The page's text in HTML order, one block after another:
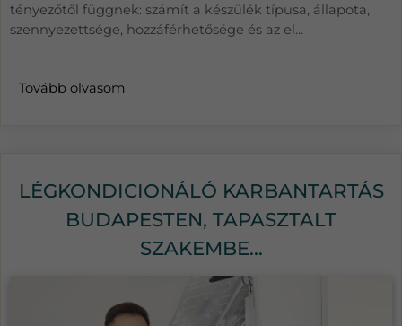
tényezőtől függnek: számít a készülék típusa, állapota,
szennyezettsége, hozzáférhetősége és az el...
Tovább olvasom
LÉGKONDICIONÁLÓ KARBANTARTÁS
BUDAPESTEN, TAPASZTALT
SZAKEMBE...